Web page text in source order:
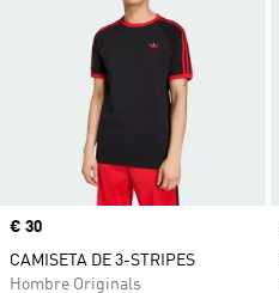
Precio
€ 30
CAMISETA DE 3-STRIPES
Hombre Originals